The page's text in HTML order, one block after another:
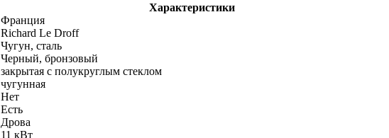
Характеристики
Франция
Richard Le Droff
Чугун, сталь
Черный, бронзовый
закрытая с полукруглым стеклом
чугунная
Нет
Есть
Дрова
11 кВт